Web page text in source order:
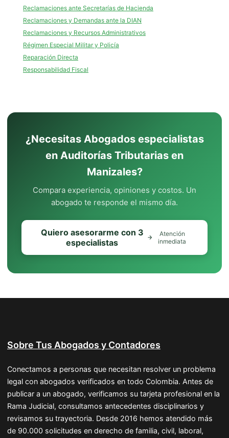
Reclamaciones ante Secretarías de Hacienda
Reclamaciones y Demandas ante la DIAN
Reclamaciones y Recursos Administrativos
Régimen Especial Militar y Policía
Reparación Directa
Responsabilidad Fiscal
¿Necesitas Abogados especialistas
en Auditorías Tributarias en
Manizales?
Compara experiencia, opiniones y costos. Un
abogado te responde el mismo día.
Quiero asesorarme con 3
especialistas
Atención
inmediata
Sobre Tus Abogados y Contadores
Conectamos a personas que necesitan resolver un problema
legal con abogados verificados en todo Colombia. Antes de
publicar a un abogado, verificamos su tarjeta profesional en la
Rama Judicial, consultamos antecedentes disciplinarios y
revisamos su trayectoria. Desde 2016 hemos atendido más
de 90.000 solicitudes en derecho de familia, civil, laboral,